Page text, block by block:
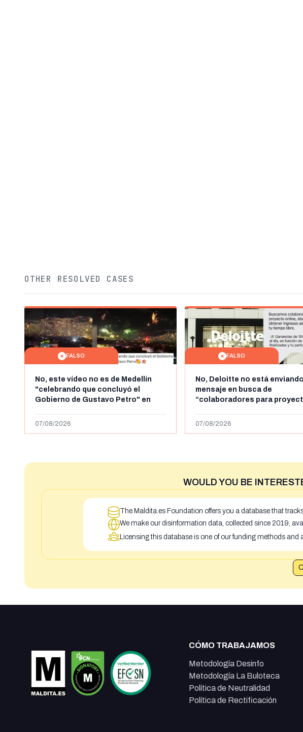
OTHER RESOLVED CASES
FALSO
No, este vídeo no es de Medellín
"celebrando que concluyó el
Gobierno de Gustavo Petro" en
de 2024
07/08/2026
FALSO
No, Deloitte no está
mensaje en busca de
“colaboradores para
1.000 euros al día: es un timo
07/08/2026
WOULD YOU BE
The Maldita.es Foundation offers you a database that
We make our disinformation data, collected since 2019,
Licensing this database is one of our funding methods and
CÓMO TRABAJAMOS
Metodología Desinfo
Metodología La Buloteca
Política de Neutralidad
Política de Rectificación